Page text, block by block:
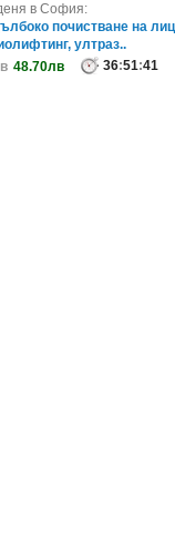
в София:
на тазовото дъно
магнитно-вибрацио..
29.34лв 99:51:41
в София:
почистване на
ултраз..
48.70лв 36:51:41